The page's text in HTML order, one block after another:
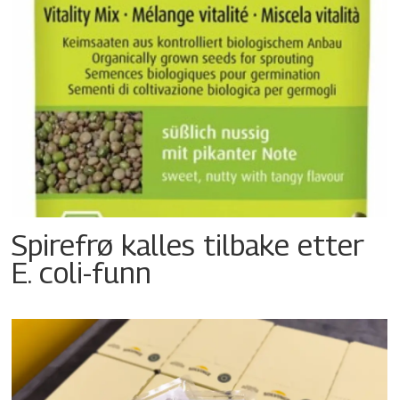
Spirefrø kalles tilbake etter
E. coli-funn